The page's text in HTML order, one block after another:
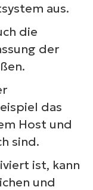
aus.
die
der
das
Host und
sind.
ist, kann
und